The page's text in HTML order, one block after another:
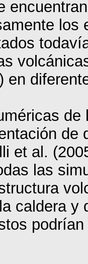
los
en
et al.
las
caldera y